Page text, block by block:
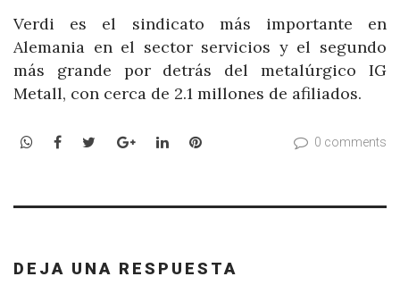
Verdi es el sindicato más importante en
Alemania en el sector servicios y el segundo
más grande por detrás del metalúrgico IG
Metall, con cerca de 2.1 millones de afiliados.
WhatsApp
Facebook
TwitterGoogle+LinkedInPinterest 0 comments
DEJA UNA RESPUESTA